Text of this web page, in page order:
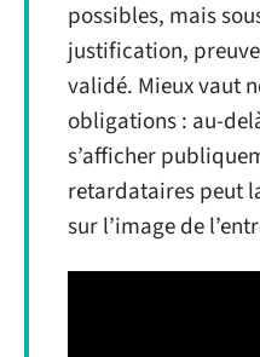
possibles, mais
justification,
validé. Mieux vaut
obligations : au-
s’afficher
retardataires peut
sur l’image de